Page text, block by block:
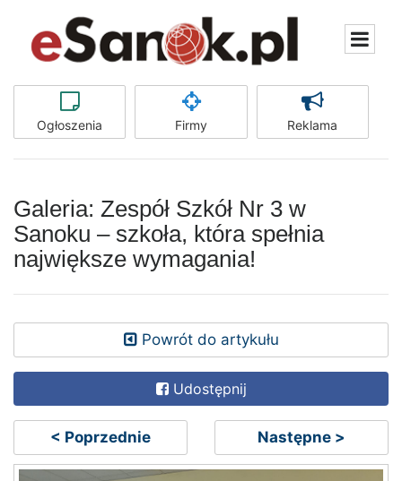
Ogłoszenia Firmy Reklama
Galeria: Zespół Szkół Nr 3 w
Sanoku – szkoła, która spełnia
największe wymagania!
Powrót do artykułu
Udostępnij
< Poprzednie Następne >